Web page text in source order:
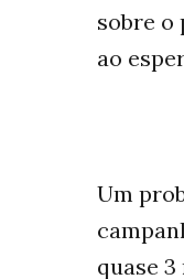
sobre o
ao
Um
quase